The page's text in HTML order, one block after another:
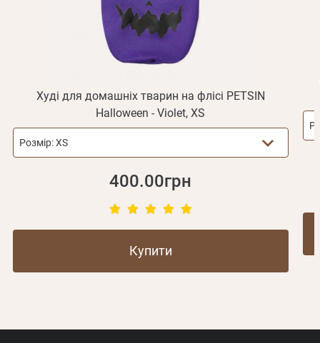
Худі для домашніх тварин на флісі PETSIN
Halloween - Violet, XS
Розмір:XS
400.00грн
Купити
Відправити
Реєстрація
або з допомогою
Зареєструватися
Згадали пароль?